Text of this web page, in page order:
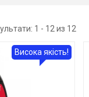
1 - 12 из 12
Висока якість!